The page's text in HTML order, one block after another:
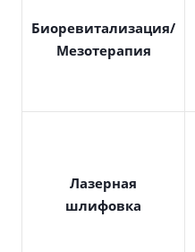
Биоревитализация/
Мезотерапия
Лазерная
шлифовка